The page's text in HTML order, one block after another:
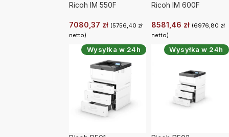
Ricoh IM 550F
7080,37 zł (5756,40 zł
netto)
Ricoh IM 600F
8581,46 zł (6976,80 zł
netto)
Wysyłka w 24h Wysyłka w 24h